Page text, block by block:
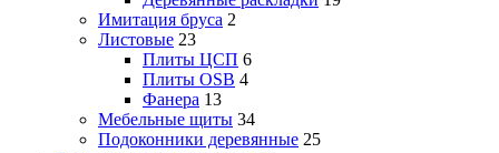
Имитация бруса 2
Листовые 23
Плиты ЦСП 6
Плиты OSB 4
Фанера 13
Мебельные щиты 34
Подоконники деревянные 25